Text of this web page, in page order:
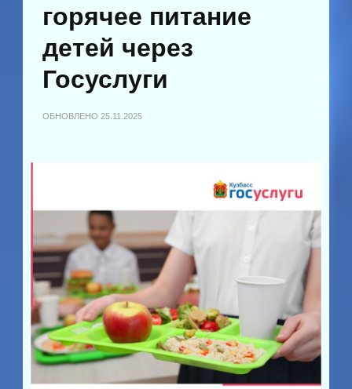
горячее питание
детей через
Госуслуги
ОБНОВЛЕНО 25.11.2025